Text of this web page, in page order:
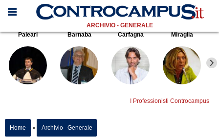
ARCHIVIO - GENERALE
Paleari
Barnaba Carfagna Miraglia
I Professionisti Controcampus
Home » Archivio - Generale